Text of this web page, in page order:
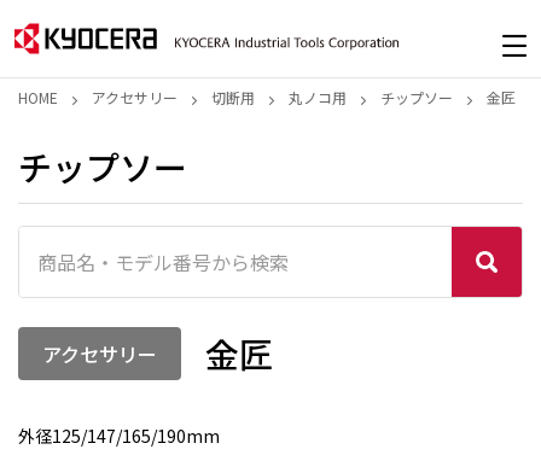
HOME アクセサリー 切断用 丸ノコ用 チップソー 金匠
チップソー
アクセサリー 金匠
外径125/147/165/190mm